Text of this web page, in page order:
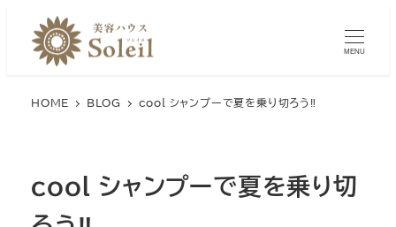
MENU
HOME BLOG cool シャンプーで夏を乗り切ろう‼︎
cool シャンプーで夏を乗り切